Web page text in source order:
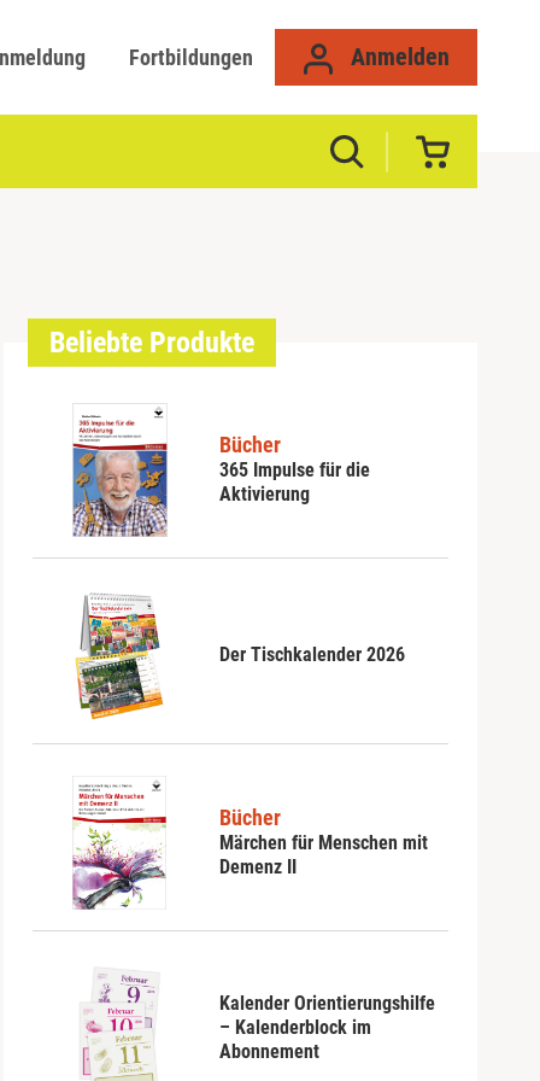
Fortbildungen Anmelden
Beliebte Produkte
Bücher
365 Impulse für die
Aktivierung
Der Tischkalender 2026
Bücher
Märchen für Menschen mit
Demenz II
Kalender Orientierungshilfe
– Kalenderblock im
Abonnement